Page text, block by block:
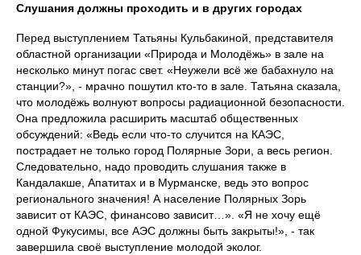
Слушания должны проходить и в других городах
Перед выступлением Татьяны Кульбакиной, представителя
областной организации «Природа и Молодёжь» в зале на
несколько минут погас свет. «Неужели всё же бабахнуло на
станции?», - мрачно пошутил кто-то в зале. Татьяна сказала,
что молодёжь волнуют вопросы радиационной безопасности.
Она предложила расширить масштаб общественных
обсуждений: «Ведь если что-то случится на КАЭС,
пострадает не только город Полярные Зори, а весь регион.
Следовательно, надо проводить слушания также в
Кандалакше, Апатитах и в Мурманске, ведь это вопрос
регионального значения! А население Полярных Зорь
зависит от КАЭС, финансово зависит…». «Я не хочу ещё
одной Фукусимы, все АЭС должны быть закрыты!», - так
завершила своё выступление молодой эколог.